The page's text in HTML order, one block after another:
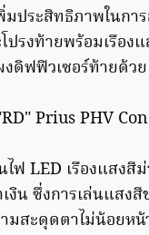
ประสิทธิภาพในก
ปรงท้ายพร้อมเรือ
ดิฟฟิวเซอร์ท้ายด้วย
ฟ LED เรืองแสงสี
งิน ซึ่งการเล่นแสง
สะดุดตาไม่น้อยหน้